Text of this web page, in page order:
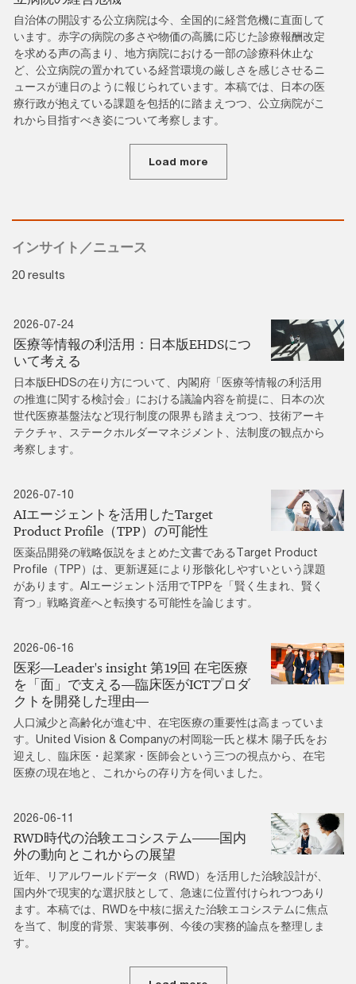
自治体の開設する公立病院は今、全国的に経営危機に直面して
います。赤字の病院の多さや物価の高騰に応じた診療報酬改定
を求める声の高まり、地方病院における一部の診療科休止な
ど、公立病院の置かれている経営環境の厳しさを感じさせるニ
ュースが連日のように報じられています。本稿では、日本の医
療行政が抱えている課題を包括的に踏まえつつ、公立病院がこ
れから目指すべき姿について考察します。
Load more
インサイト／ニュース
20 results
2026-07-24
医療等情報の利活用：日本版EHDSにつ
いて考える
日本版EHDSの在り方について、内閣府「医療等情報の利活用
の推進に関する検討会」における議論内容を前提に、日本の次
世代医療基盤法など現行制度の限界も踏まえつつ、技術アーキ
テクチャ、ステークホルダーマネジメント、法制度の観点から
考察します。
2026-07-10
AIエージェントを活用したTarget
Product Profile（TPP）の可能性
医薬品開発の戦略仮説をまとめた文書であるTarget Product
Profile（TPP）は、更新遅延により形骸化しやすいという課題
があります。AIエージェント活用でTPPを「賢く生まれ、賢く
育つ」戦略資産へと転換する可能性を論じます。
2026-06-16
医彩―Leader's insight 第19回 在宅医療
を「面」で支える―臨床医がICTプロダ
クトを開発した理由―
人口減少と高齢化が進む中、在宅医療の重要性は高まっていま
す。United Vision & Companyの村岡聡一氏と楳木 陽子氏をお
迎えし、臨床医・起業家・医師会という三つの視点から、在宅
医療の現在地と、これからの存り方を伺いました。
2026-06-11
RWD時代の治験エコシステム――国内
外の動向とこれからの展望
近年、リアルワールドデータ（RWD）を活用した治験設計が、
国内外で現実的な選択肢として、急速に位置付けられつつあり
ます。本稿では、RWDを中核に据えた治験エコシステムに焦点
を当て、制度的背景、実装事例、今後の実務的論点を整理しま
す。